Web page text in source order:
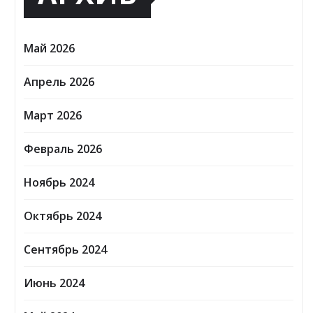
Май 2026
Апрель 2026
Март 2026
Февраль 2026
Ноябрь 2024
Октябрь 2024
Сентябрь 2024
Июнь 2024